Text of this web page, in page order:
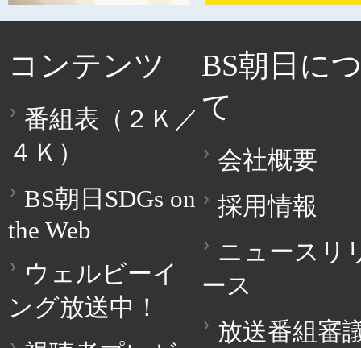
コンテンツ
番組表（２Ｋ／
４Ｋ）
BS朝日SDGs on
the Web
ウェルビーイ
ング放送中！
BS朝日に
て
会社概要
採用情報
ニュースリ
ース
放送番組審